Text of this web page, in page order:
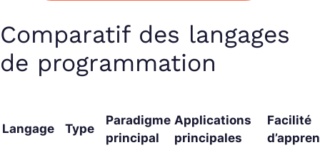
Comparatif des langages
de programmation
Langage Type
Paradigme
principal
Applications
principales
Facilité